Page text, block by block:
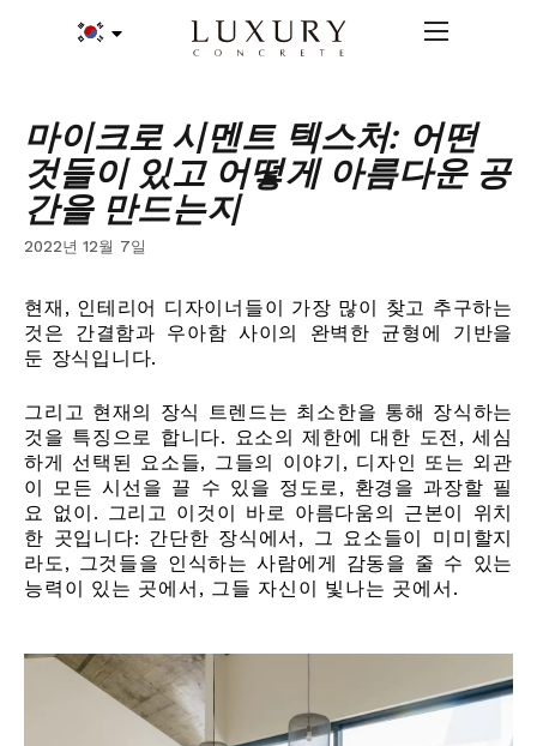
마이크로 시멘트 텍스처: 어떤
것들이 있고 어떻게 아름다운 공
간을 만드는지
2022년 12월 7일
현재, 인테리어 디자이너들이 가장 많이 찾고 추구하는
것은 간결함과 우아함 사이의 완벽한 균형에 기반을
둔 장식입니다.
그리고 현재의 장식 트렌드는 최소한을 통해 장식하는
것을 특징으로 합니다. 요소의 제한에 대한 도전, 세심
하게 선택된 요소들, 그들의 이야기, 디자인 또는 외관
이 모든 시선을 끌 수 있을 정도로, 환경을 과장할 필
요 없이. 그리고 이것이 바로 아름다움의 근본이 위치
한 곳입니다: 간단한 장식에서, 그 요소들이 미미할지
라도, 그것들을 인식하는 사람에게 감동을 줄 수 있는
능력이 있는 곳에서, 그들 자신이 빛나는 곳에서.